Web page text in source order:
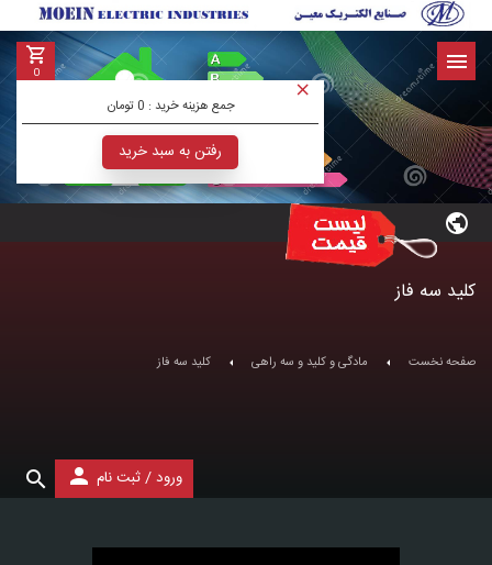
0
جمع هزینه خرید :
رفتن به سبد خرید
ورود/ثبت نام
کلید سه فاز
صفحه نخست مادگی و کلید و سه راهی کلید سه فاز